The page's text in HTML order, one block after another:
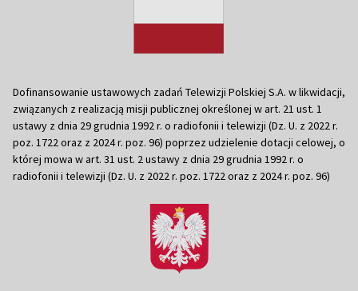
Dofinansowanie ustawowych zadań Telewizji Polskiej S.A. w likwidacji,
związanych z realizacją misji publicznej określonej w art. 21 ust. 1
ustawy z dnia 29 grudnia 1992 r. o radiofonii i telewizji (Dz. U. z 2022 r.
poz. 1722 oraz z 2024 r. poz. 96) poprzez udzielenie dotacji celowej, o
której mowa w art. 31 ust. 2 ustawy z dnia 29 grudnia 1992 r. o
radiofonii i telewizji (Dz. U. z 2022 r. poz. 1722 oraz z 2024 r. poz. 96)